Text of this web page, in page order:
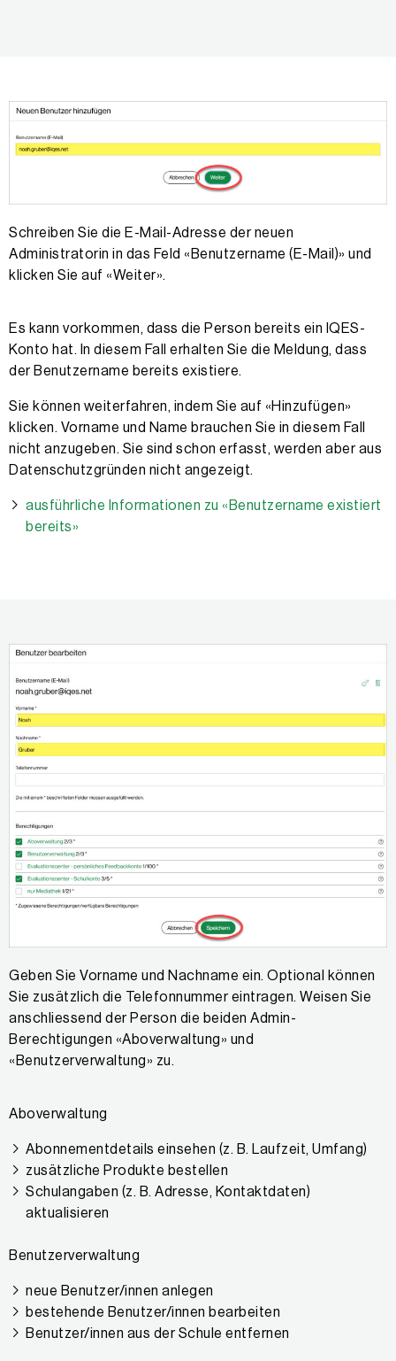
Schreiben Sie die E-Mail-Adresse der neuen
Administratorin in das Feld «Benutzername (E-Mail)» und
klicken Sie auf «Weiter».
Es kann vorkommen, dass die Person bereits ein IQES-
Konto hat. In diesem Fall erhalten Sie die Meldung, dass
der Benutzername bereits existiere.
Sie können weiterfahren, indem Sie auf «Hinzufügen»
klicken. Vorname und Name brauchen Sie in diesem Fall
nicht anzugeben. Sie sind schon erfasst, werden aber aus
Datenschutzgründen nicht angezeigt.
ausführliche Informationen zu «Benutzername existiert
bereits»
Geben Sie Vorname und Nachname ein. Optional können
Sie zusätzlich die Telefonnummer eintragen. Weisen Sie
anschliessend der Person die beiden Admin-
Berechtigungen «Aboverwaltung» und
«Benutzerverwaltung» zu.
Aboverwaltung
Abonnementdetails einsehen (z. B. Laufzeit, Umfang)
zusätzliche Produkte bestellen
Schulangaben (z. B. Adresse, Kontaktdaten)
aktualisieren
Benutzerverwaltung
neue Benutzer/innen anlegen
bestehende Benutzer/innen bearbeiten
Benutzer/innen aus der Schule entfernen